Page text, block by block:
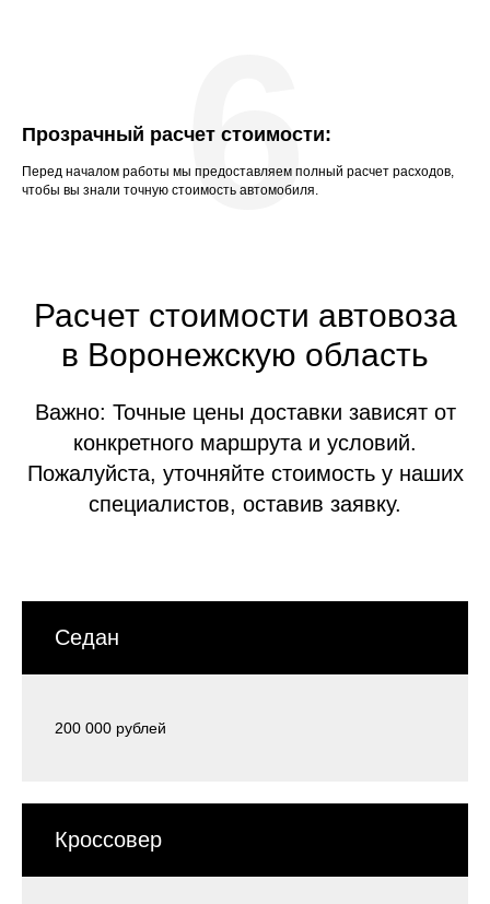
Прозрачный расчет стоимости:
Перед началом работы мы предоставляем полный расчет расходов,
чтобы вы знали точную стоимость автомобиля.
6
Расчет стоимости автовоза
в Воронежскую область
Важно: Точные цены доставки зависят от
конкретного маршрута и условий.
Пожалуйста, уточняйте стоимость у наших
специалистов, оставив заявку.
Седан
200 000 рублей
Кроссовер